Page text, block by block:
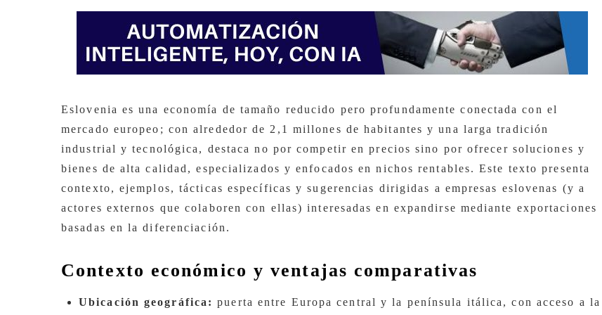
Eslovenia es una economía de tamaño reducido pero profundamente conectada con el
mercado europeo; con alrededor de 2,1 millones de habitantes y una larga tradición
industrial y tecnológica, destaca no por competir en precios sino por ofrecer soluciones y
bienes de alta calidad, especializados y enfocados en nichos rentables. Este texto presenta
contexto, ejemplos, tácticas específicas y sugerencias dirigidas a empresas eslovenas (y a
actores externos que colaboren con ellas) interesadas en expandirse mediante exportaciones
basadas en la diferenciación.
Contexto económico y ventajas comparativas
Ubicación geográfica: puerta entre Europa central y la península itálica, con acceso a la